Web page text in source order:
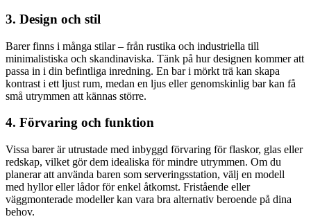
3. Design och stil
Barer finns i många stilar – från rustika och industriella till
minimalistiska och skandinaviska. Tänk på hur designen kommer att
passa in i din befintliga inredning. En bar i mörkt trä kan skapa
kontrast i ett ljust rum, medan en ljus eller genomskinlig bar kan få
små utrymmen att kännas större.
4. Förvaring och funktion
Vissa barer är utrustade med inbyggd förvaring för flaskor, glas eller
redskap, vilket gör dem idealiska för mindre utrymmen. Om du
planerar att använda baren som serveringsstation, välj en modell
med hyllor eller lådor för enkel åtkomst. Fristående eller
väggmonterade modeller kan vara bra alternativ beroende på dina
behov.